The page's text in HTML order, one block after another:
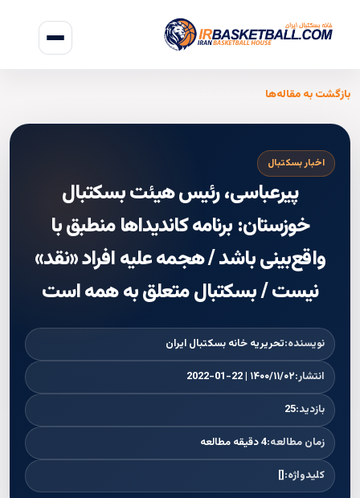
بازگشت به مقاله‌ها
اخبار بسکتبال
پیرعباسی، رئیس هیئت بسکتبال
خوزستان: برنامه کاندیداها منطبق با
واقع‌بینی باشد / هجمه علیه افراد «نقد»
نیست / بسکتبال متعلق به همه است
نویسنده:تحریریه خانه بسکتبال ایران
انتشار:۱۴۰۰/۱۱/۰۲ | 2022-01-22
بازدید:25
زمان مطالعه:4 دقیقه مطالعه
کلیدواژه:[]